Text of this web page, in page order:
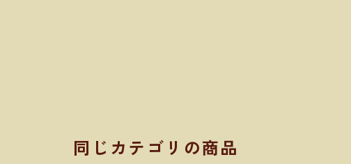
同じカテゴリの商品